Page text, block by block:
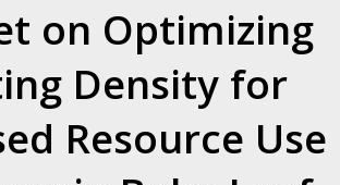
on Optimizing
Density for
Resource Use